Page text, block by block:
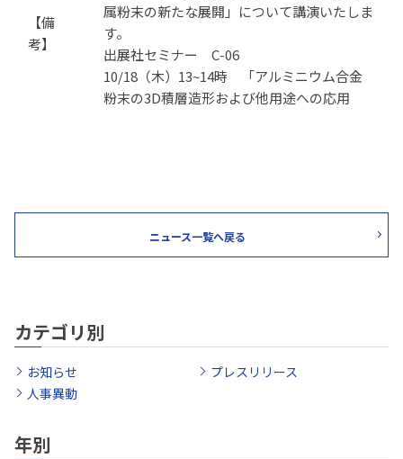
【備
考】
属粉末の新たな展開」について講演いたしま
す。
出展社セミナー C-06
10/18（木）13~14時 「アルミニウム合金
粉末の3D積層造形および他用途への応用
ニュース一覧へ戻る
カテゴリ別
お知らせ
プレスリリース
人事異動
年別